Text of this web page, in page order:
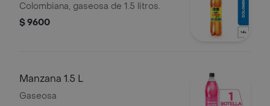
Colombiana, gaseosa de 1.5 litros.
$ 9600
Manzana 1.5 L
Gaseosa